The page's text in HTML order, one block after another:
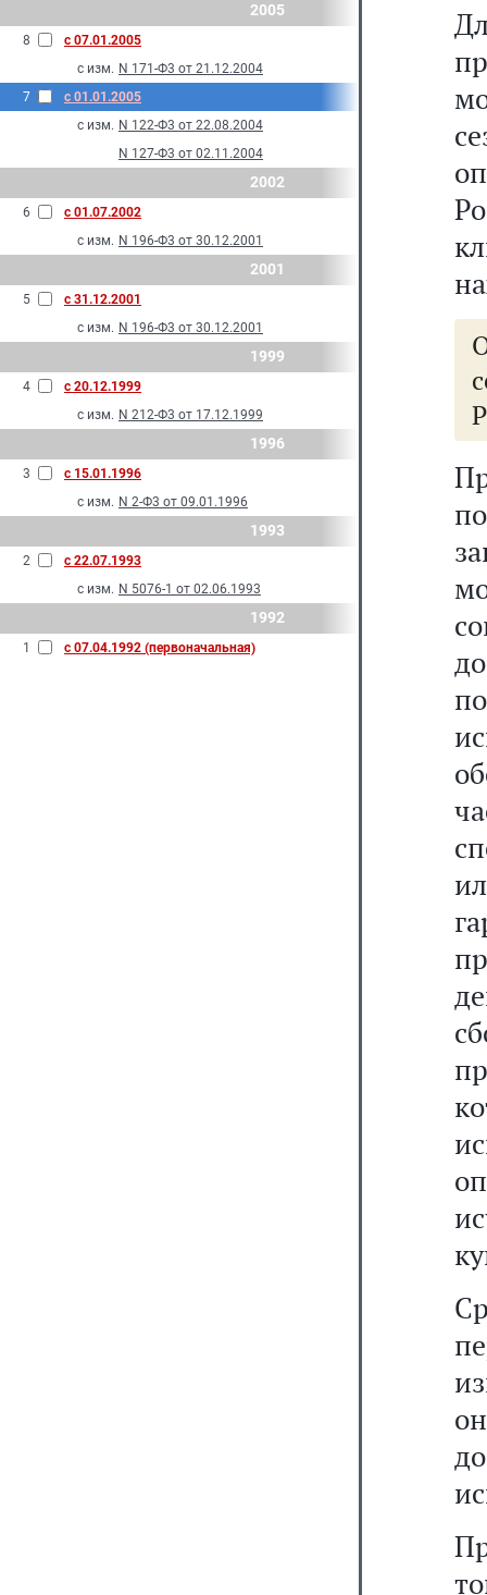
2005
8
с 07.01.2005
с изм. N 171-Ф3 от 21.12.2004
7
с 01.01.2005
с изм. N 122-Ф3 от 22.08.2004
N 127-Ф3 от 02.11.2004
2002
6
с 01.07.2002
с изм. N 196-Ф3 от 30.12.2001
2001
5
с 31.12.2001
с изм. N 196-Ф3 от 30.12.2001
1999
4
с 20.12.1999
с изм. N 212-Ф3 от 17.12.1999
1996
3
с 15.01.1996
с изм. N 2-Ф3 от 09.01.1996
1993
2
с 22.07.1993
с изм. N 5076-1 от 02.06.1993
1992
1 с 07.04.1992 (первоначальная)